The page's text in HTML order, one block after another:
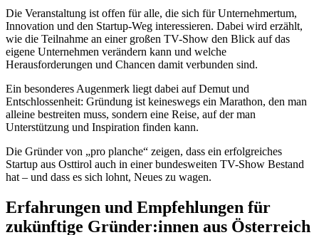
Die Veranstaltung ist offen für alle, die sich für Unternehmertum,
Innovation und den Startup-Weg interessieren. Dabei wird erzählt,
wie die Teilnahme an einer großen TV-Show den Blick auf das
eigene Unternehmen verändern kann und welche
Herausforderungen und Chancen damit verbunden sind.
Ein besonderes Augenmerk liegt dabei auf Demut und
Entschlossenheit: Gründung ist keineswegs ein Marathon, den man
alleine bestreiten muss, sondern eine Reise, auf der man
Unterstützung und Inspiration finden kann.
Die Gründer von „pro planche“ zeigen, dass ein erfolgreiches
Startup aus Osttirol auch in einer bundesweiten TV-Show Bestand
hat – und dass es sich lohnt, Neues zu wagen.
Erfahrungen und Empfehlungen für
zukünftige Gründer:innen aus Österreich